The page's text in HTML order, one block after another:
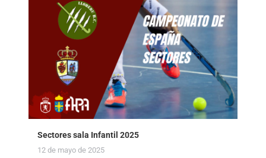
Sectores sala Infantil 2025
12 de mayo de 2025